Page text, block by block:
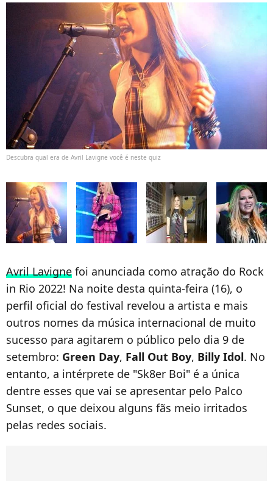
Descubra qual era de Avril Lavigne você é neste quiz
Avril Lavigne foi anunciada como atração do Rock
in Rio 2022! Na noite desta quinta-feira (16), o
perfil oficial do festival revelou a artista e mais
outros nomes da música internacional de muito
sucesso para agitarem o público pelo dia 9 de
setembro: Green Day, Fall Out Boy, Billy Idol. No
entanto, a intérprete de "Sk8er Boi" é a única
dentre esses que vai se apresentar pelo Palco
Sunset, o que deixou alguns fãs meio irritados
pelas redes sociais.